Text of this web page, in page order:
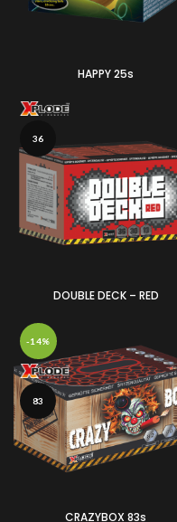
HAPPY 25s
36
DOUBLE DECK – RED
-14%
83
CRAZYBOX 83s